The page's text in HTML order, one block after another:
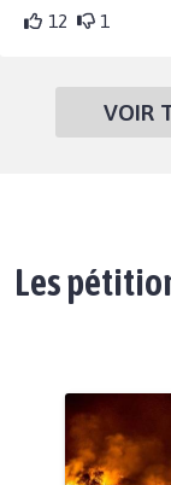
12 1
VOIR
Les